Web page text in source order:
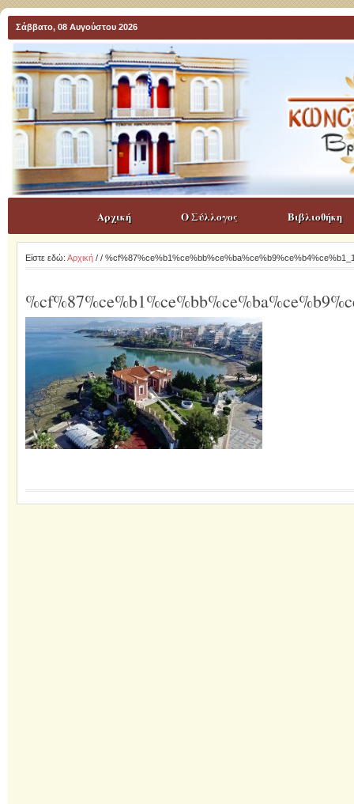
Σάββατο, 08 Αυγούστου 2026
Αρχική Ο Σύλλογος Βιβλιοθήκη
Είστε εδώ: Αρχική/ /